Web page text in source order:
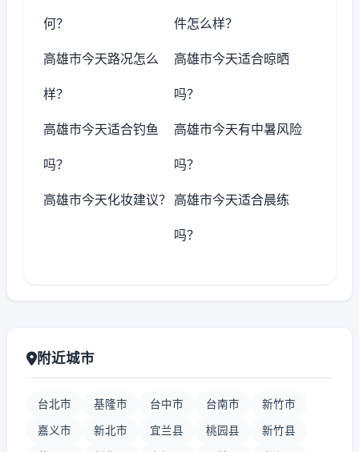
何？ 件怎么样？
高雄市今天路况怎么
样？
高雄市今天适合晾晒
吗？
高雄市今天适合钓鱼
吗？
高雄市今天有中暑风险
吗？
高雄市今天化妆建议？ 高雄市今天适合晨练
吗？
附近城市
台北市 基隆市 台中市 台南市 新竹市
嘉义市 新北市 宜兰县 桃园县 新竹县